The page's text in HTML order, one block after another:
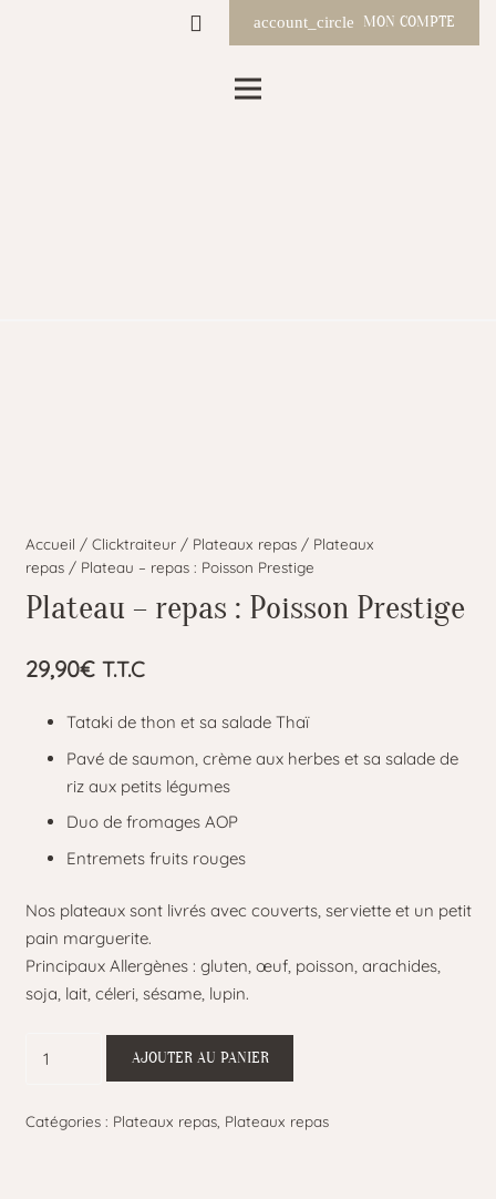
account_circle MON COMPTE
Accueil / Clicktraiteur/ Plateaux repas/ Plateaux
repas/ Plateau – repas : Poisson Prestige
Plateau – repas : Poisson Prestige
29,90€ T.T.C
Tataki de thon et sa salade Thaï
Pavé de saumon, crème aux herbes et sa salade de
riz aux petits légumes
Duo de fromages AOP
Entremets fruits rouges
Nos plateaux sont livrés avec couverts, serviette et un petit
pain marguerite.
Principaux Allergènes : gluten, œuf, poisson, arachides,
soja, lait, céleri, sésame, lupin.
-
AJOUTER AU PANIER
Catégories : Plateaux repas, Plateaux repas